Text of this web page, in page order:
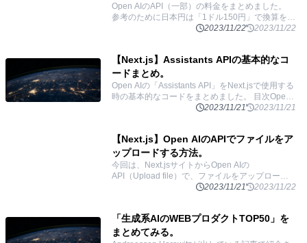
Open AIのAPI（一部）の料金をまとめました。
参考のために日本円は「1ドル150円」で換算をし
2023/11/22 2023/11/22
【Next.js】Assistants APIの基本的なコ
ードまとめ。
Open AIの「Assistants API」をNext.jsで使用する
時の基本的なコードをまとめました。 目次Open
AIのAPIセットアップ基本の使い方Threads: スレ
2023/11/21 2023/11/21
【Next.js】Open AIのAPIでファイルをア
ップロードする方法。
今回は、Next.jsサイトからOpen AIの
API（Upload file）で、ファイルをアップロード
する方法を実装するのに時間がかかったのでその
2023/11/21 2023/11/22
「生成系AIのWEBプロダクトTOP50」を
まとめてみる。